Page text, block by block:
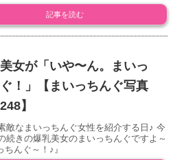
記事を読む
女が「いや〜ん。まいっ
！」【まいっちんぐ写真
】
敵なまいっちんぐ女性を紹介する日♪ 今
続きの爆乳美女のまいっちんぐですよ～
ちんぐ～！♪』